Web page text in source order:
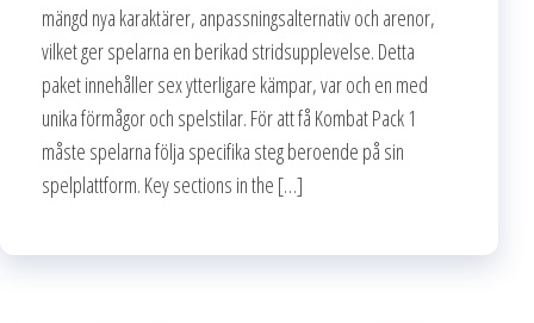
mängd nya karaktärer, anpassningsalternativ och arenor,
vilket ger spelarna en berikad stridsupplevelse. Detta
paket innehåller sex ytterligare kämpar, var och en med
unika förmågor och spelstilar. För att få Kombat Pack 1
måste spelarna följa specifika steg beroende på sin
spelplattform. Key sections in the […]